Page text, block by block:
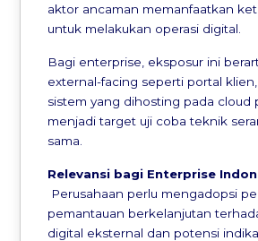
aktor ancaman memanfaatkan
untuk melakukan operasi digital.
Bagi enterprise, eksposur ini
external-facing seperti portal
sistem yang dihosting pada cloud
menjadi target uji coba teknik
sama.
Relevansi bagi Enterprise
Perusahaan perlu mengadopsi
pemantauan berkelanjutan
digital eksternal dan potensi